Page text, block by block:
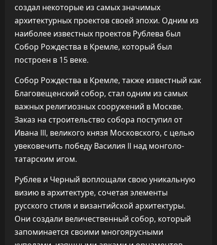
создал некоторые из самых значимых
архитектурных проектов своей эпохи. Одним из
наиболее известных проектов Рублева был
Собор Рождества в Кремле, который был
построен в 15 веке.
Собор Рождества в Кремле, также известный как
Благовещенский собор, стал одним из самых
важных религиозных сооружений в Москве.
Заказ на строительство собора поступил от
Ивана III, великого князя Московского, с целью
увековечить победу Василия II над монголо-
татарским игом.
Рублев и Черный воплощали свою уникальную
визию в архитектуре, сочетая элементы
русского стиля и византийской архитектуры.
Они создали величественный собор, который
запоминается своими многоярусными